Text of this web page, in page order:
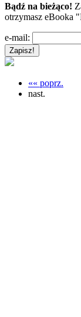
Bądź na bieżąco!
otrzymasz eBooka
e-mail:
«« poprz.
nast.